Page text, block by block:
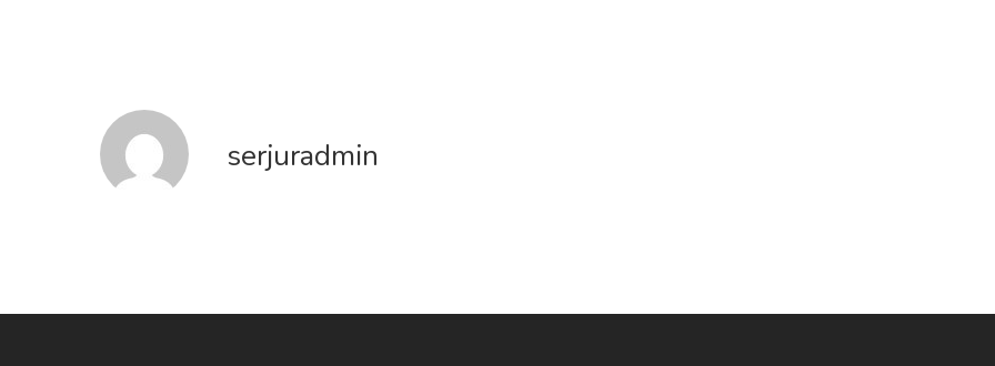
serjuradmin